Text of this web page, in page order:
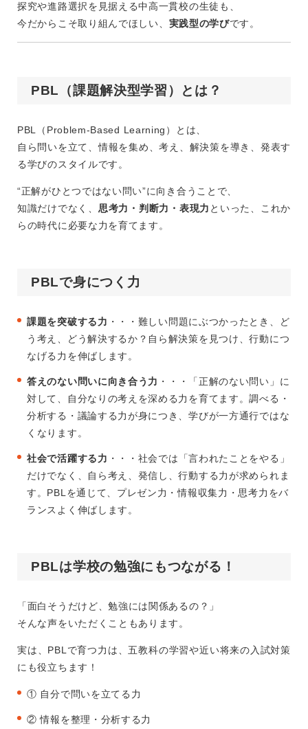
募集対象：年中～小学生
探究や進路選択を見据える中高一貫校の生徒も、
今だからこそ取り組んでほしい、 実践型の学びです。
PBL（課題解決型学習）とは？
PBL（Problem-Based Learning）とは、
自ら問いを立て、情報を集め、考え、解決策を導き、発表す
る学びのスタイルです。
“正解がひとつではない問い”に向き合うことで、
知識だけでなく、 思考力・判断力・表現力 といった、これか
らの時代に必要な力を育てます。
PBLで身につく力
課題を突破する力 ・・・難しい問題にぶつかったとき、ど
う考え、どう解決するか？自ら解決策を見つけ、行動につ
なげる力を伸ばします。
答えのない問いに向き合う力 ・・・「正解のない問い」に
対して、自分なりの考えを深める力を育てます。調べる・
分析する・議論する力が身につき、学びが一方通行ではな
くなります。
社会で活躍する力 ・・・社会では「言われたことをやる」
だけでなく、自ら考え、発信し、行動する力が求められま
す。PBLを通じて、プレゼン力・情報収集力・思考力をバ
ランスよく伸ばします。
PBLは学校の勉強にもつながる！
「面白そうだけど、勉強には関係あるの？」
そんな声をいただくこともあります。
実は、PBLで育つ力は、五教科の学習や近い将来の入試対策
にも役立ちます！
① 自分で問いを立てる力
② 情報を整理・分析する力